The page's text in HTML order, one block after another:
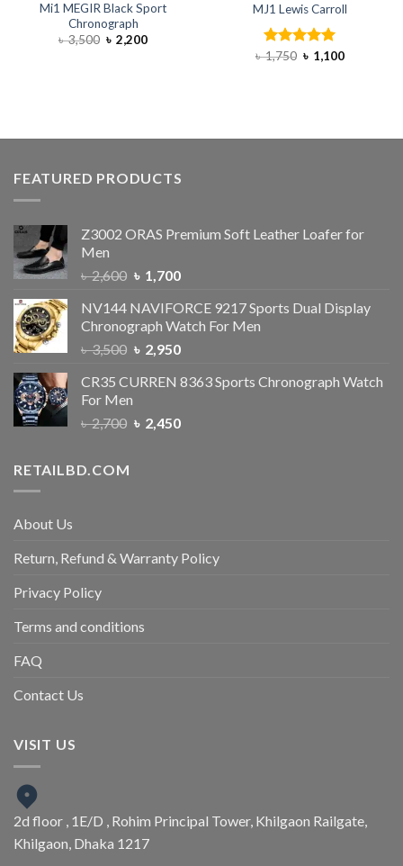
Mi1 MEGIR Black Sport
Chronograph
৳3,500 ৳ 2,200
MJ1 Lewis Carroll
Rated5.00
৳1,750 ৳ 1,100
FEATURED PRODUCTS
Z3002 ORAS Premium Soft Leather Loafer for
Men
৳2,600 ৳ 1,700
NV144 NAVIFORCE 9217 Sports Dual Display
Chronograph Watch For Men
৳3,500 ৳ 2,950
CR35 CURREN 8363 Sports Chronograph Watch
For Men
৳2,700 ৳ 2,450
RETAILBD.COM
About Us
Return, Refund & Warranty Policy
Privacy Policy
Terms and conditions
FAQ
Contact Us
VISIT US
2d floor , 1E/D , Rohim Principal Tower, Khilgaon Railgate,
Khilgaon, Dhaka 1217